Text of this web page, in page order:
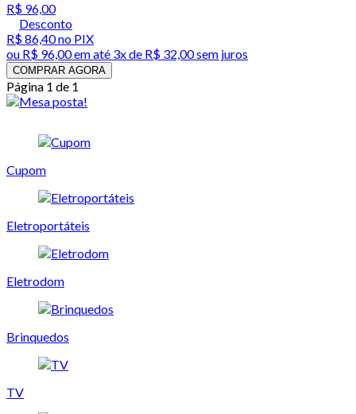
R$ 96,00
Desconto
R$ 86,40no PIX
ou R$ 96,00em até 3x de R$ 32,00 sem juros
COMPRAR AGORA
Página 1 de 1
Cupom
Eletroportáteis
Eletrodom
Brinquedos
TV